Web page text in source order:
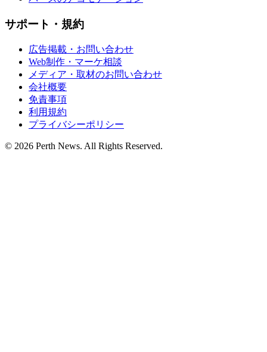
サポート・規約
広告掲載・お問い合わせ
Web制作・マーケ相談
メディア・取材のお問い合わせ
会社概要
免責事項
利用規約
プライバシーポリシー
© 2026 Perth News. All Rights Reserved.